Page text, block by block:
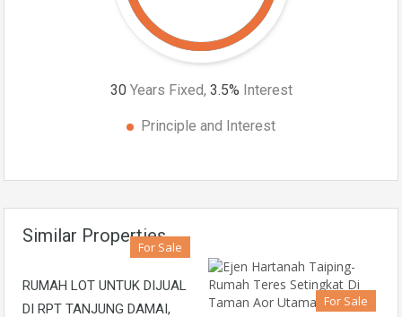
30 Years Fixed, 3.5% Interest
Principle and Interest
Similar Properties
For Sale
RUMAH LOT UNTUK DIJUAL
DI RPT TANJUNG DAMAI,
For Sale